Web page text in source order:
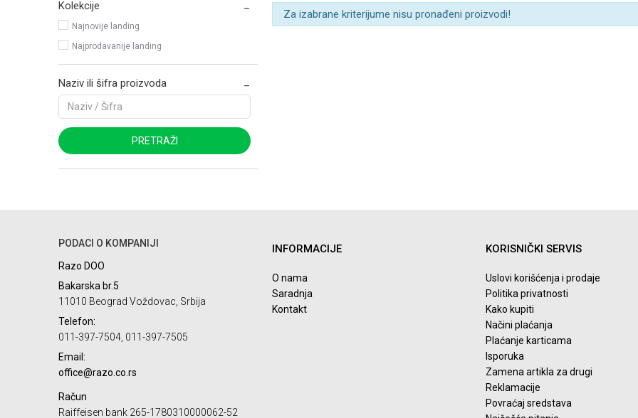
Kolekcije
Najnovije landing
Najprodavanije landing
Naziv ili šifra proizvoda
PRETRAŽI
Za izabrane kriterijume nisu pronađeni proizvodi!
PODACI O KOMPANIJI
Razo DOO
Bakarska br.5
11010 Beograd Voždovac, Srbija
Telefon:
011-397-7504, 011-397-7505
Email:
office@razo.co.rs
Račun
Raiffeisen bank 265-1780310000062-52
INFORMACIJE
O nama
Saradnja
Kontakt
KORISNIČKI SERVIS
Uslovi korišćenja i prodaje
Politika privatnosti
Kako kupiti
Načini plaćanja
Plaćanje karticama
Isporuka
Zamena artikla za drugi
Reklamacije
Povraćaj sredstava